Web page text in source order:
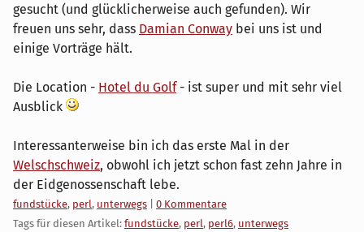
gesucht (und glücklicherweise auch gefunden). Wir
freuen uns sehr, dass Damian Conway bei uns ist und
einige Vorträge hält.
Die Location - Hotel du Golf- ist super und mit sehr viel
Ausblick
Interessanterweise bin ich das erste Mal in der
Welschschweiz, obwohl ich jetzt schon fast zehn Jahre in
der Eidgenossenschaft lebe.
Kategorien:
fundstücke, perl, unterwegs
0 Kommentare
Tags für diesen Artikel: fundstücke, perl, perl6, unterwegs